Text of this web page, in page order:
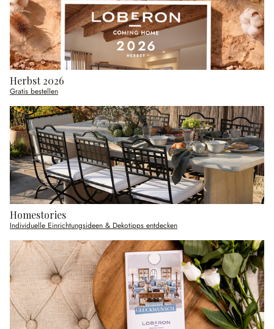
Herbst 2026
Gratis bestellen
Homestories
Individuelle Einrichtungsideen & Dekotipps entdecken